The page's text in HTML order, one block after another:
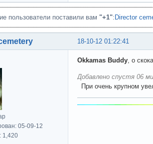
пользователи поставили вам "+1": Director
18-10-12 01:22:41
05-09-12
1,420
Okkamas Buddy, о
Добавлено спустя 06
При очень крупном